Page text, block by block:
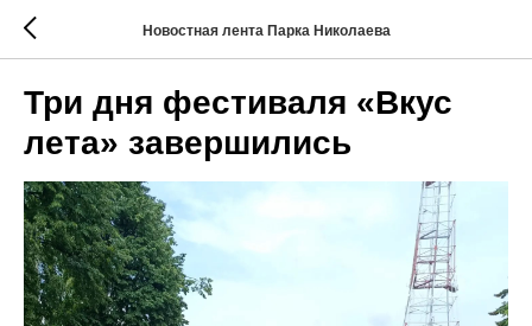
Новостная лента Парка Николаева
Три дня фестиваля «Вкус
лета» завершились